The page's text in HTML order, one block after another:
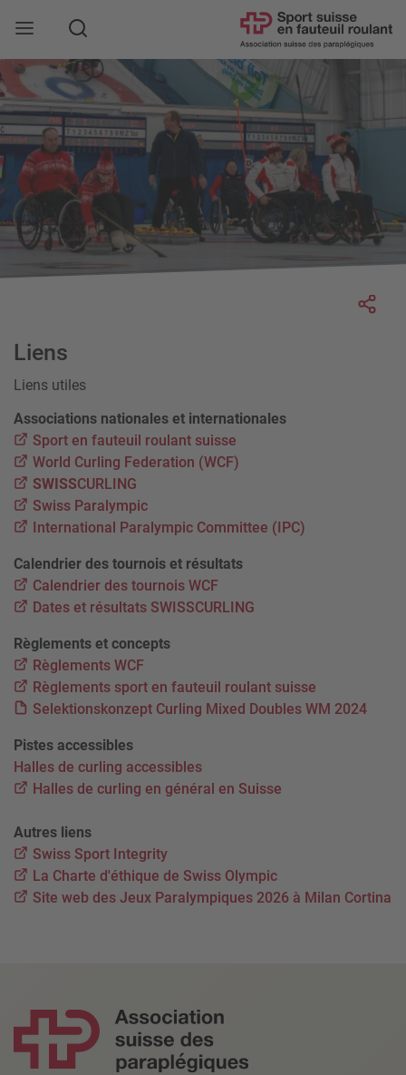
Rechercher
Liens
Liens utiles
Associations nationales et internationales
Sport en fauteuil roulant suisse
World Curling Federation (WCF)
SWISSCURLING
Swiss Paralympic
International Paralympic Committee (IPC)
Calendrier des tournois et résultats
Calendrier des tournois WCF
Dates et résultats SWISSCURLING
Règlements et concepts
Règlements WCF
Règlements sport en fauteuil roulant suisse
Selektionskonzept Curling Mixed Doubles WM 2024
Pistes accessibles
Halles de curling accessibles
Halles de curling en général en Suisse
Autres liens
Swiss Sport Integrity
La Charte d'éthique de Swiss Olympic
Site web des Jeux Paralympiques 2026 à Milan Cortina